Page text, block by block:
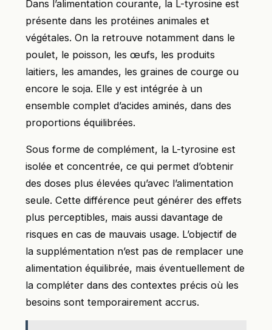
Dans l’alimentation courante, la L-tyrosine est
présente dans les protéines animales et
végétales. On la retrouve notamment dans le
poulet, le poisson, les œufs, les produits
laitiers, les amandes, les graines de courge ou
encore le soja. Elle y est intégrée à un
ensemble complet d’acides aminés, dans des
proportions équilibrées.
Sous forme de complément, la L-tyrosine est
isolée et concentrée, ce qui permet d’obtenir
des doses plus élevées qu’avec l’alimentation
seule. Cette différence peut générer des effets
plus perceptibles, mais aussi davantage de
risques en cas de mauvais usage. L’objectif de
la supplémentation n’est pas de remplacer une
alimentation équilibrée, mais éventuellement de
la compléter dans des contextes précis où les
besoins sont temporairement accrus.